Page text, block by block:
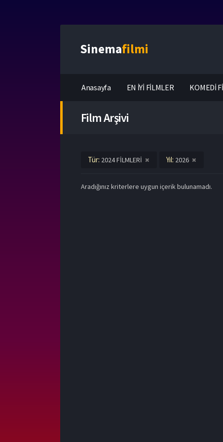
Sinemafilmi
Anasayfa EN İYİ FİLMLER KOMEDİ
Film Arşivi
Tür: 2024 FİLMLERİ Yıl: 2026
Aradığınız kriterlere uygun içerik bulunamadı.